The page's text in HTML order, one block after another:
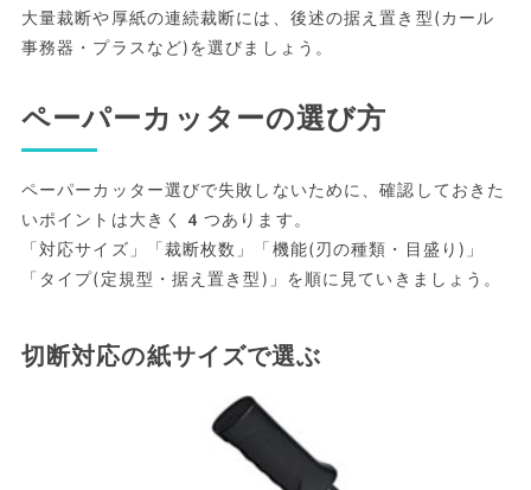
大量裁断や厚紙の連続裁断には、後述の据え置き型(カール
事務器・プラスなど)を選びましょう。
ペーパーカッターの選び方
ペーパーカッター選びで失敗しないために、確認しておきた
いポイントは大きく4つあります。
「対応サイズ」「裁断枚数」「機能(刃の種類・目盛り)」
「タイプ(定規型・据え置き型)」を順に見ていきましょう。
切断対応の紙サイズで選ぶ